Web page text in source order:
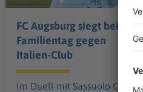
FC Augsburg siegt beim
Familientag gegen
Italien-Club
Im Duell mit Sassuolo Calcio